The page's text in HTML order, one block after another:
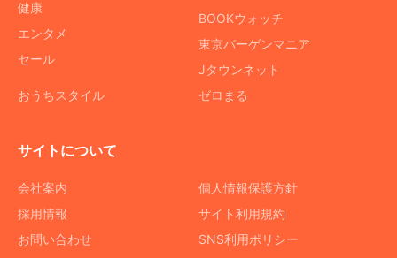
健康
エンタメ
セール
おうちスタイル
BOOKウォッチ
東京バーゲンマニア
Jタウンネット
ゼロまる
サイトについて
会社案内
採用情報
お問い合わせ
個人情報保護方針
サイト利用規約
SNS利用ポリシー